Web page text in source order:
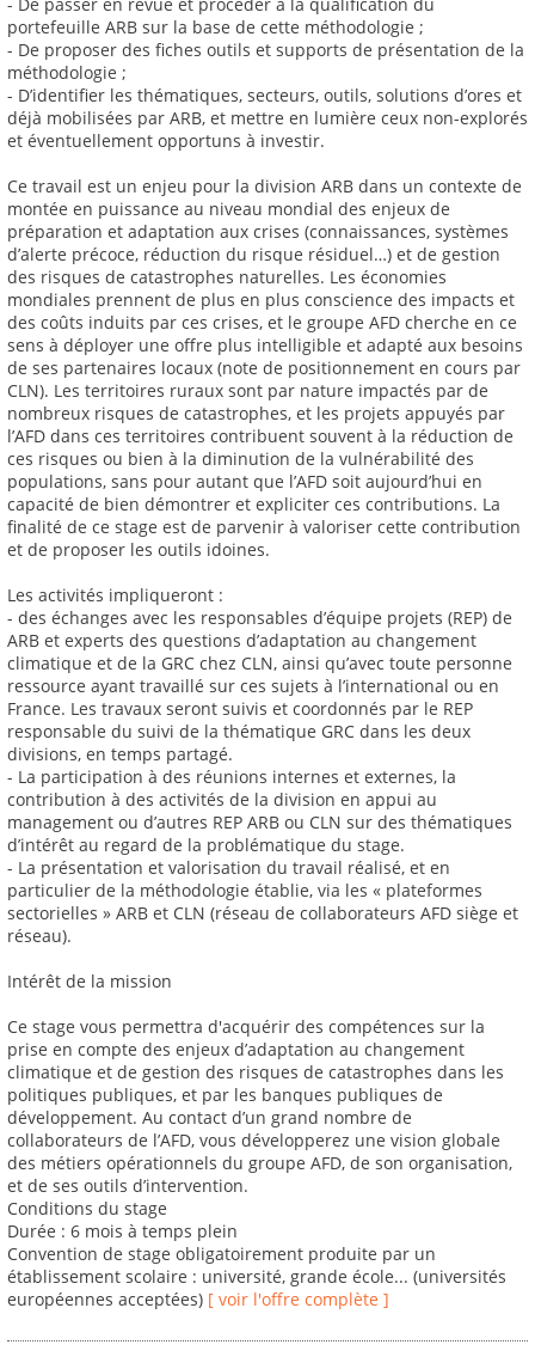
portefeuille ARB sur la base de cette méthodologie ;
- De proposer des fiches outils et supports de présentation de la
méthodologie ;
- D’identifier les thématiques, secteurs, outils, solutions d’ores et
déjà mobilisées par ARB, et mettre en lumière ceux non-explorés
et éventuellement opportuns à investir.
Ce travail est un enjeu pour la division ARB dans un contexte de
montée en puissance au niveau mondial des enjeux de
préparation et adaptation aux crises (connaissances, systèmes
d’alerte précoce, réduction du risque résiduel…) et de gestion
des risques de catastrophes naturelles. Les économies
mondiales prennent de plus en plus conscience des impacts et
des coûts induits par ces crises, et le groupe AFD cherche en ce
sens à déployer une offre plus intelligible et adapté aux besoins
de ses partenaires locaux (note de positionnement en cours par
CLN). Les territoires ruraux sont par nature impactés par de
nombreux risques de catastrophes, et les projets appuyés par
l’AFD dans ces territoires contribuent souvent à la réduction de
ces risques ou bien à la diminution de la vulnérabilité des
populations, sans pour autant que l’AFD soit aujourd’hui en
capacité de bien démontrer et expliciter ces contributions. La
finalité de ce stage est de parvenir à valoriser cette contribution
et de proposer les outils idoines.
Les activités impliqueront :
- des échanges avec les responsables d’équipe projets (REP) de
ARB et experts des questions d’adaptation au changement
climatique et de la GRC chez CLN, ainsi qu’avec toute personne
ressource ayant travaillé sur ces sujets à l’international ou en
France. Les travaux seront suivis et coordonnés par le REP
responsable du suivi de la thématique GRC dans les deux
divisions, en temps partagé.
- La participation à des réunions internes et externes, la
contribution à des activités de la division en appui au
management ou d’autres REP ARB ou CLN sur des thématiques
d’intérêt au regard de la problématique du stage.
- La présentation et valorisation du travail réalisé, et en
particulier de la méthodologie établie, via les « plateformes
sectorielles » ARB et CLN (réseau de collaborateurs AFD siège et
réseau).
Intérêt de la mission
Ce stage vous permettra d'acquérir des compétences sur la
prise en compte des enjeux d’adaptation au changement
climatique et de gestion des risques de catastrophes dans les
politiques publiques, et par les banques publiques de
développement. Au contact d’un grand nombre de
collaborateurs de l’AFD, vous développerez une vision globale
des métiers opérationnels du groupe AFD, de son organisation,
et de ses outils d’intervention.
Conditions du stage
Durée : 6 mois à temps plein
Convention de stage obligatoirement produite par un
établissement scolaire : université, grande école... (universités
européennes acceptées) [ voir l'offre complète ]